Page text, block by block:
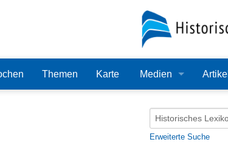
Themen Karte Medien
Audio
Artikel
Erweiterte Suche